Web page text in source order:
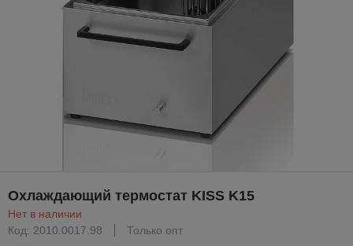
Охлаждающий термостат KISS K15
Нет в наличии
Код: 2010.0017.98
Только опт